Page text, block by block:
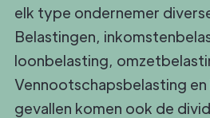
elk type ondernemer
Belastingen,
loonbelasting,
Vennootschapsbelasting
gevallen komen ook de